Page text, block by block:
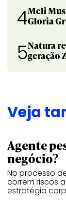
4Meli
Gloria
5Natura
geração Z
Veja
Agente
negócio?
No processo
correm riscos
estratégia